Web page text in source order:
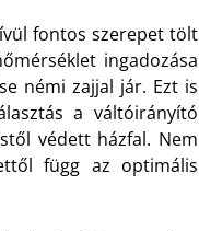
fontos szerepet tölt
ingadozása
némi zajjal jár. Ezt is
a váltóirányító
védett házfal. Nem
függ az optimális